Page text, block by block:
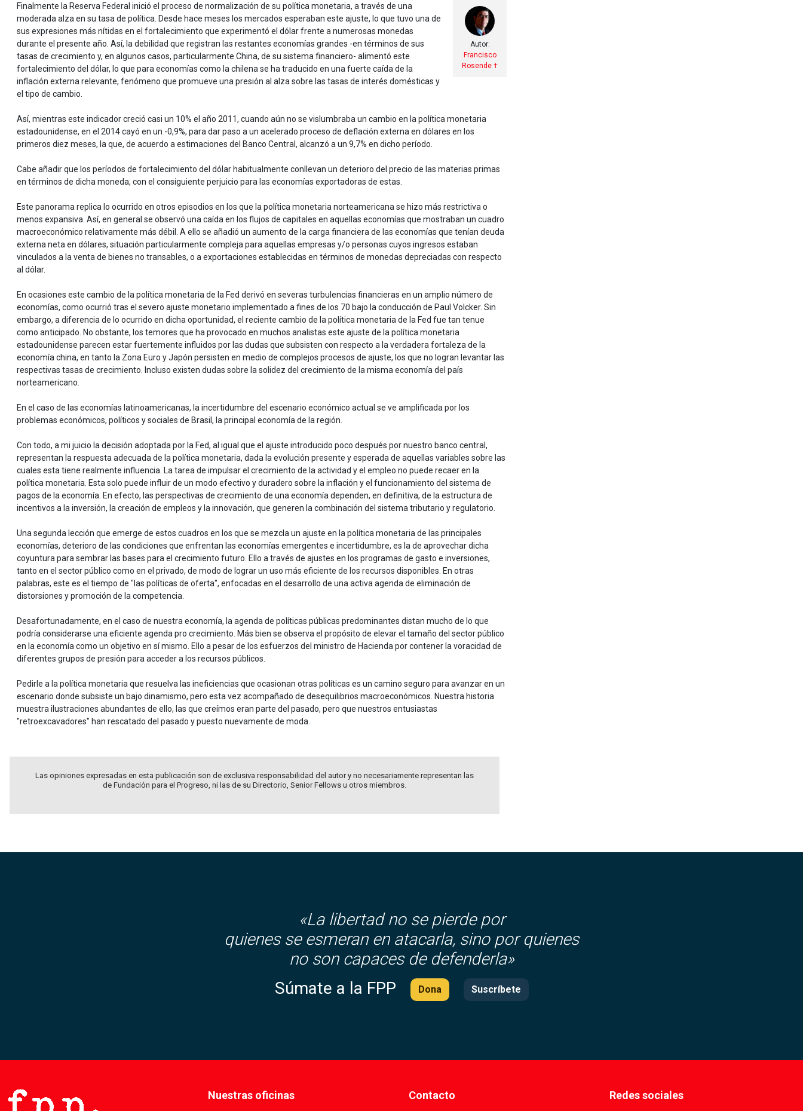
Autor:
Francisco
Rosende †
Finalmente la Reserva Federal inició el proceso de normalización de su política monetaria, a través de una
moderada alza en su tasa de política. Desde hace meses los mercados esperaban este ajuste, lo que tuvo una de
sus expresiones más nítidas en el fortalecimiento que experimentó el dólar frente a numerosas monedas
durante el presente año. Así, la debilidad que registran las restantes economías grandes -en términos de sus
tasas de crecimiento y, en algunos casos, particularmente China, de su sistema financiero- alimentó este
fortalecimiento del dólar, lo que para economías como la chilena se ha traducido en una fuerte caída de la
inflación externa relevante, fenómeno que promueve una presión al alza sobre las tasas de interés domésticas y
el tipo de cambio.
Así, mientras este indicador creció casi un 10% el año 2011, cuando aún no se vislumbraba un cambio en la política monetaria
estadounidense, en el 2014 cayó en un -0,9%, para dar paso a un acelerado proceso de deflación externa en dólares en los
primeros diez meses, la que, de acuerdo a estimaciones del Banco Central, alcanzó a un 9,7% en dicho período.
Cabe añadir que los períodos de fortalecimiento del dólar habitualmente conllevan un deterioro del precio de las materias primas
en términos de dicha moneda, con el consiguiente perjuicio para las economías exportadoras de estas.
Este panorama replica lo ocurrido en otros episodios en los que la política monetaria norteamericana se hizo más restrictiva o
menos expansiva. Así, en general se observó una caída en los flujos de capitales en aquellas economías que mostraban un cuadro
macroeconómico relativamente más débil. A ello se añadió un aumento de la carga financiera de las economías que tenían deuda
externa neta en dólares, situación particularmente compleja para aquellas empresas y/o personas cuyos ingresos estaban
vinculados a la venta de bienes no transables, o a exportaciones establecidas en términos de monedas depreciadas con respecto
al dólar.
En ocasiones este cambio de la política monetaria de la Fed derivó en severas turbulencias financieras en un amplio número de
economías, como ocurrió tras el severo ajuste monetario implementado a fines de los 70 bajo la conducción de Paul Volcker. Sin
embargo, a diferencia de lo ocurrido en dicha oportunidad, el reciente cambio de la política monetaria de la Fed fue tan tenue
como anticipado. No obstante, los temores que ha provocado en muchos analistas este ajuste de la política monetaria
estadounidense parecen estar fuertemente influidos por las dudas que subsisten con respecto a la verdadera fortaleza de la
economía china, en tanto la Zona Euro y Japón persisten en medio de complejos procesos de ajuste, los que no logran levantar las
respectivas tasas de crecimiento. Incluso existen dudas sobre la solidez del crecimiento de la misma economía del país
norteamericano.
En el caso de las economías latinoamericanas, la incertidumbre del escenario económico actual se ve amplificada por los
problemas económicos, políticos y sociales de Brasil, la principal economía de la región.
Con todo, a mi juicio la decisión adoptada por la Fed, al igual que el ajuste introducido poco después por nuestro banco central,
representan la respuesta adecuada de la política monetaria, dada la evolución presente y esperada de aquellas variables sobre las
cuales esta tiene realmente influencia. La tarea de impulsar el crecimiento de la actividad y el empleo no puede recaer en la
política monetaria. Esta solo puede influir de un modo efectivo y duradero sobre la inflación y el funcionamiento del sistema de
pagos de la economía. En efecto, las perspectivas de crecimiento de una economía dependen, en definitiva, de la estructura de
incentivos a la inversión, la creación de empleos y la innovación, que generen la combinación del sistema tributario y regulatorio.
Una segunda lección que emerge de estos cuadros en los que se mezcla un ajuste en la política monetaria de las principales
economías, deterioro de las condiciones que enfrentan las economías emergentes e incertidumbre, es la de aprovechar dicha
coyuntura para sembrar las bases para el crecimiento futuro. Ello a través de ajustes en los programas de gasto e inversiones,
tanto en el sector público como en el privado, de modo de lograr un uso más eficiente de los recursos disponibles. En otras
palabras, este es el tiempo de "las políticas de oferta", enfocadas en el desarrollo de una activa agenda de eliminación de
distorsiones y promoción de la competencia.
Desafortunadamente, en el caso de nuestra economía, la agenda de políticas públicas predominantes distan mucho de lo que
podría considerarse una eficiente agenda pro crecimiento. Más bien se observa el propósito de elevar el tamaño del sector público
en la economía como un objetivo en sí mismo. Ello a pesar de los esfuerzos del ministro de Hacienda por contener la voracidad de
diferentes grupos de presión para acceder a los recursos públicos.
Pedirle a la política monetaria que resuelva las ineficiencias que ocasionan otras políticas es un camino seguro para avanzar en un
escenario donde subsiste un bajo dinamismo, pero esta vez acompañado de desequilibrios macroeconómicos. Nuestra historia
muestra ilustraciones abundantes de ello, las que creímos eran parte del pasado, pero que nuestros entusiastas
"retroexcavadores" han rescatado del pasado y puesto nuevamente de moda.
Las opiniones expresadas en esta publicación son de exclusiva responsabilidad del autor y no necesariamente representan las
de Fundación para el Progreso, ni las de su Directorio, Senior Fellows u otros miembros.
«La libertad no se pierde por
quienes se esmeran en atacarla, sino por quienes
no son capaces de defenderla»
Súmate a la FPP
Dona Suscríbete
Nuestras oficinas Contacto Redes sociales